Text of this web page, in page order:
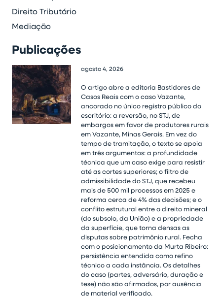
Direito Tributário
Mediação
Publicações
agosto 4, 2026
O artigo abre a editoria Bastidores de
Casos Reais com o caso Vazante,
ancorado no único registro público do
escritório: a reversão, no STJ, de
embargos em favor de produtores rurais
em Vazante, Minas Gerais. Em vez do
tempo de tramitação, o texto se apoia
em três argumentos: a profundidade
técnica que um caso exige para resistir
até as cortes superiores; o filtro de
admissibilidade do STJ, que recebeu
mais de 500 mil processos em 2025 e
reforma cerca de 4% das decisões; e o
conflito estrutural entre o direito mineral
(do subsolo, da União) e a propriedade
da superfície, que torna densas as
disputas sobre patrimônio rural. Fecha
com o posicionamento da Murta Ribeiro:
persistência entendida como refino
técnico a cada instância. Os detalhes
do caso (partes, adversário, duração e
tese) não são afirmados, por ausência
de material verificado.